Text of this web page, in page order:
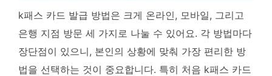
k패스 카드 발급 방법은 크게 온라인, 모바일, 그리고
은행 지점 방문 세 가지로 나눌 수 있어요. 각 방법마다
장단점이 있으니, 본인의 상황에 맞춰 가장 편리한 방
법을 선택하는 것이 중요합니다. 특히 처음 k패스 카드